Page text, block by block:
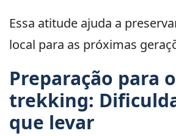
Essa atitude ajuda a
local para as próximas
Preparação para o
trekking:
que levar